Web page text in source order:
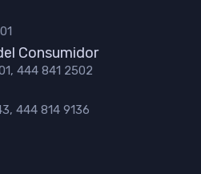
Consumidor
444 841 2502
444 814 9136